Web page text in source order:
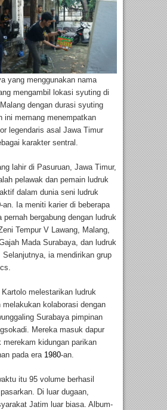
yang menggunakan nama
mengambil lokasi syuting di
dengan durasi syuting
ini memang menempatkan
legendaris asal Jawa Timur
karakter sentral.
lahir di Pasuruan, Jawa Timur,
pelawak dan pemain ludruk
dalam dunia seni ludruk
-an. Ia meniti karier di beberapa
pernah bergabung dengan ludruk
Tempur V Lawang, Malang,
Mada Surabaya, dan ludruk
Selanjutnya, ia mendirikan grup
Kartolo melestarikan ludruk
melakukan kolaborasi dengan
Surabaya pimpinan
Mereka masuk dapur
merekam kidungan parikan
pada era 1980-an.
itu 95 volume berhasil
Di luar dugaan,
Jatim luar biasa. Album-